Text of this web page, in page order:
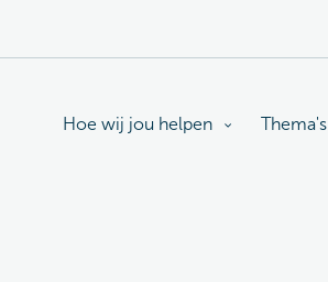
Hoe wij jou helpen Thema's